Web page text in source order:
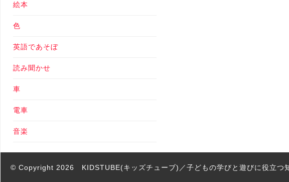
絵本
色
英語であそぼ
読み聞かせ
車
電車
音楽
© Copyright 2026 KIDSTUBE(キッズチューブ)／子どもの学びと遊びに役立つ